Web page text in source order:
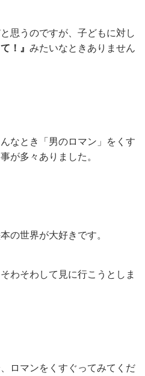
思うのですが、子どもに対し
！』 みたいなときありません
なとき「男のロマン」をくす
が多々ありました。
の世界が大好きです。
わそわして見に行こうとしま
ロマンをくすぐってみてくだ